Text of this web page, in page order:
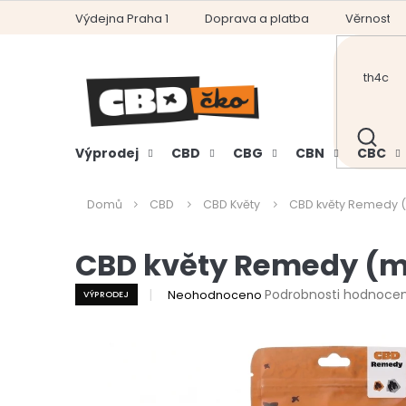
Výdejna Praha 1 Doprava a platba Věrnostní
HLEDAT
Výprodej CBD CBG CBN CBC
Domů CBD CBD Květy CBD květy Remedy
CBD květy Remedy
VÝPRODEJ
Průměrné
Neohodnoceno Podrobnosti